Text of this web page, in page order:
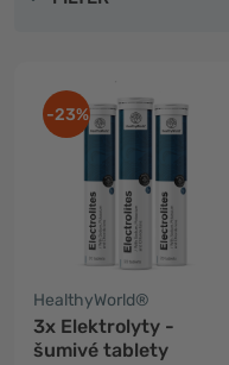
-23%
HealthyWorld®
3x Elektrolyty -
šumivé tablety